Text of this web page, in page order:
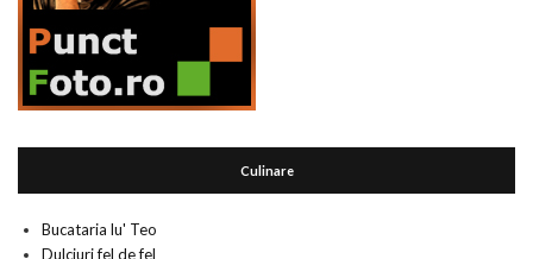
Culinare
Bucataria lu' Teo
Dulciuri fel de fel